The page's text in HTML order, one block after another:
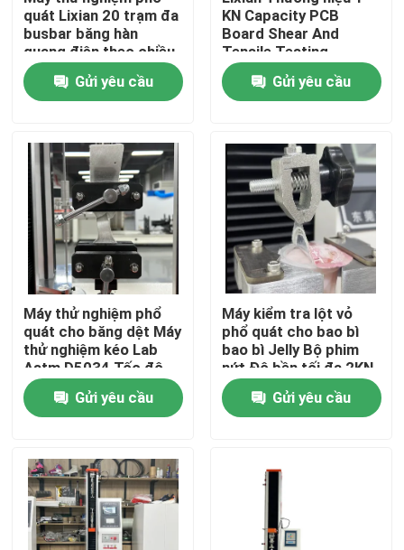
Nhà
Các sản phẩm
Hiển thị VR
Về chúng tôi
Tham quan nhà máy
Kiểm soát chất lượng
Liên hệ chúng tôi
Các trường hợp
quát Lixian 20 trạm đa
busbar băng hàn
quang điện theo chiều
ngang Thiết bị máy thử
nghiệm lực peeling
Gửi yêu cầu
KN Capacity PCB
Board Shear And
Tensile Testing
Equipment Máy thử
nghiệm phổ quát
Gửi yêu cầu
Máy thử nghiệm phổ
quát cho băng dệt Máy
thử nghiệm kéo Lab
Astm D5034 Tốc độ
thử nghiệm
300mm/minGửi yêu cầu
Máy kiểm tra lột vỏ
phổ quát cho bao bì
bao bì Jelly Bộ phim
nứt Độ bền tối đa 2KN
Gửi yêu cầu